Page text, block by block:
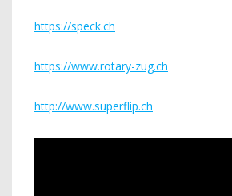
https://speck.ch
https://www.rotary-zug.ch
http://www.superflip.ch